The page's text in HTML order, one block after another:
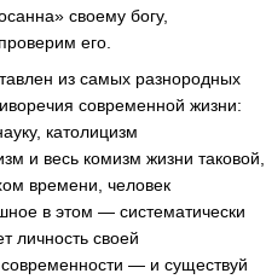
своему богу,
его.
из самых разнородных
современной жизни:
католицизм
и весь комизм жизни таковой,
времени, человек
в этом — систематически
личность своей
— и существуй